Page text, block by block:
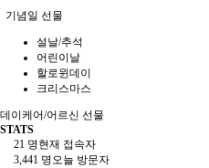
기념일 선물
설날/추석
어린이날
할로윈데이
크리스마스
데이케어/어르신 선물
STATS
21 명현재 접속자
3,441 명오늘 방문자